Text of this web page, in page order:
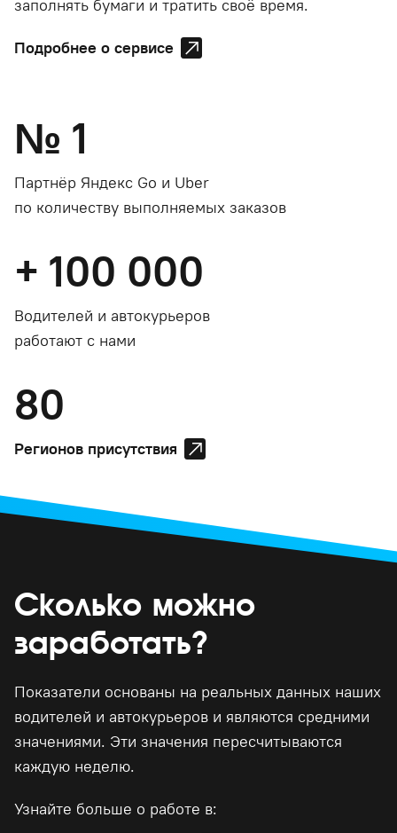
заполнять бумаги и тратить своё время.
Подробнее о сервисе
№ 1
Партнёр Яндекс Go и Uber
по количеству выполняемых заказов
+ 100 000
Водителей и автокурьеров
работают с нами
80
Регионов присутствия
Сколько можно
заработать?
Показатели основаны на реальных данных наших
водителей и автокурьеров и являются средними
значениями. Эти значения пересчитываются
каждую неделю.
Узнайте больше о работе в: